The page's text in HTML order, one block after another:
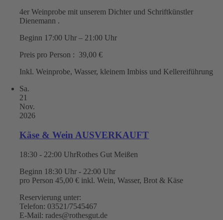
4er Weinprobe mit unserem Dichter und Schriftkünstler
Dienemann .
Beginn 17:00 Uhr – 21:00 Uhr
Preis pro Person : 39,00 €
Inkl. Weinprobe, Wasser, kleinem Imbiss und Kellereiführung
Sa.
21
Nov.
2026
Käse & Wein AUSVERKAUFT
18:30 - 22:00 UhrRothes Gut Meißen
Beginn 18:30 Uhr - 22:00 Uhr
pro Person 45,00 € inkl. Wein, Wasser, Brot & Käse
Reservierung unter:
Telefon: 03521/7545467
E-Mail: rades@rothesgut.de